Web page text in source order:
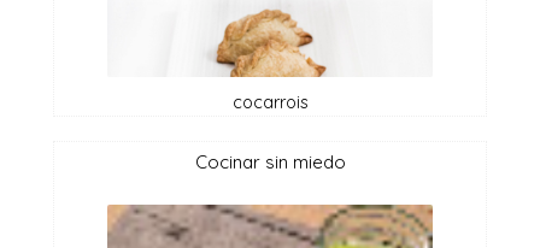
cocarrois
cocinar sin miedo